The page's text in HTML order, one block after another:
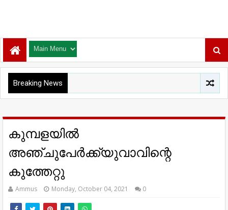
Breaking News
കുമ്പളയില്‍
അഞ്ചുപേര്‍ക്ക്യുവാവിന്റെ
കുത്തേറ്റു
Ammus Monday, October 04, 2021 0